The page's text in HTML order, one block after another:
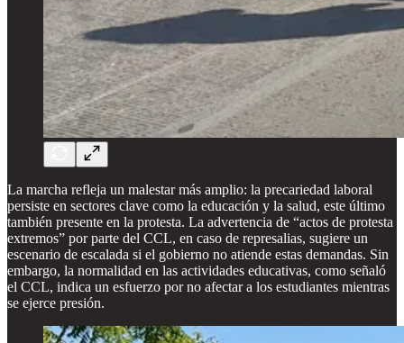
La marcha refleja un malestar más amplio: la precariedad laboral
persiste en sectores clave como la educación y la salud, este último
también presente en la protesta. La advertencia de “actos de protesta
extremos” por parte del CCL, en caso de represalias, sugiere un
escenario de escalada si el gobierno no atiende estas demandas. Sin
embargo, la normalidad en las actividades educativas, como señaló
el CCL, indica un esfuerzo por no afectar a los estudiantes mientras
se ejerce presión.